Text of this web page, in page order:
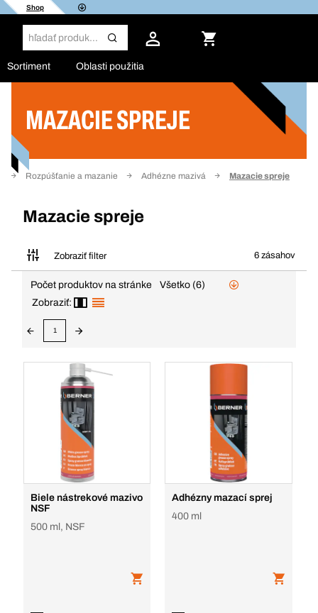
Shop
Sortiment Oblasti použitia
MAZACIE SPREJE
Rozpúšťanie a mazanie Adhézne mazivá Mazacie spreje
Mazacie spreje
Zobraziť filter 6 zásahov
Filter
Počet produktov na stránke
Všetko (6)
Zobraziť:
1
Biele nástrekové mazivo
NSF
500 ml, NSF
Adhézny mazací sprej
400 ml